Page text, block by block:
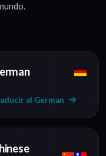
al German